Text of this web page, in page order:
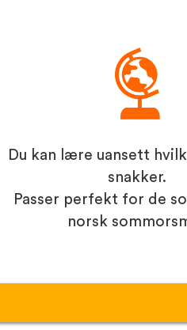
Du kan lære uansett
snakker.
Passer perfekt for de
norsk